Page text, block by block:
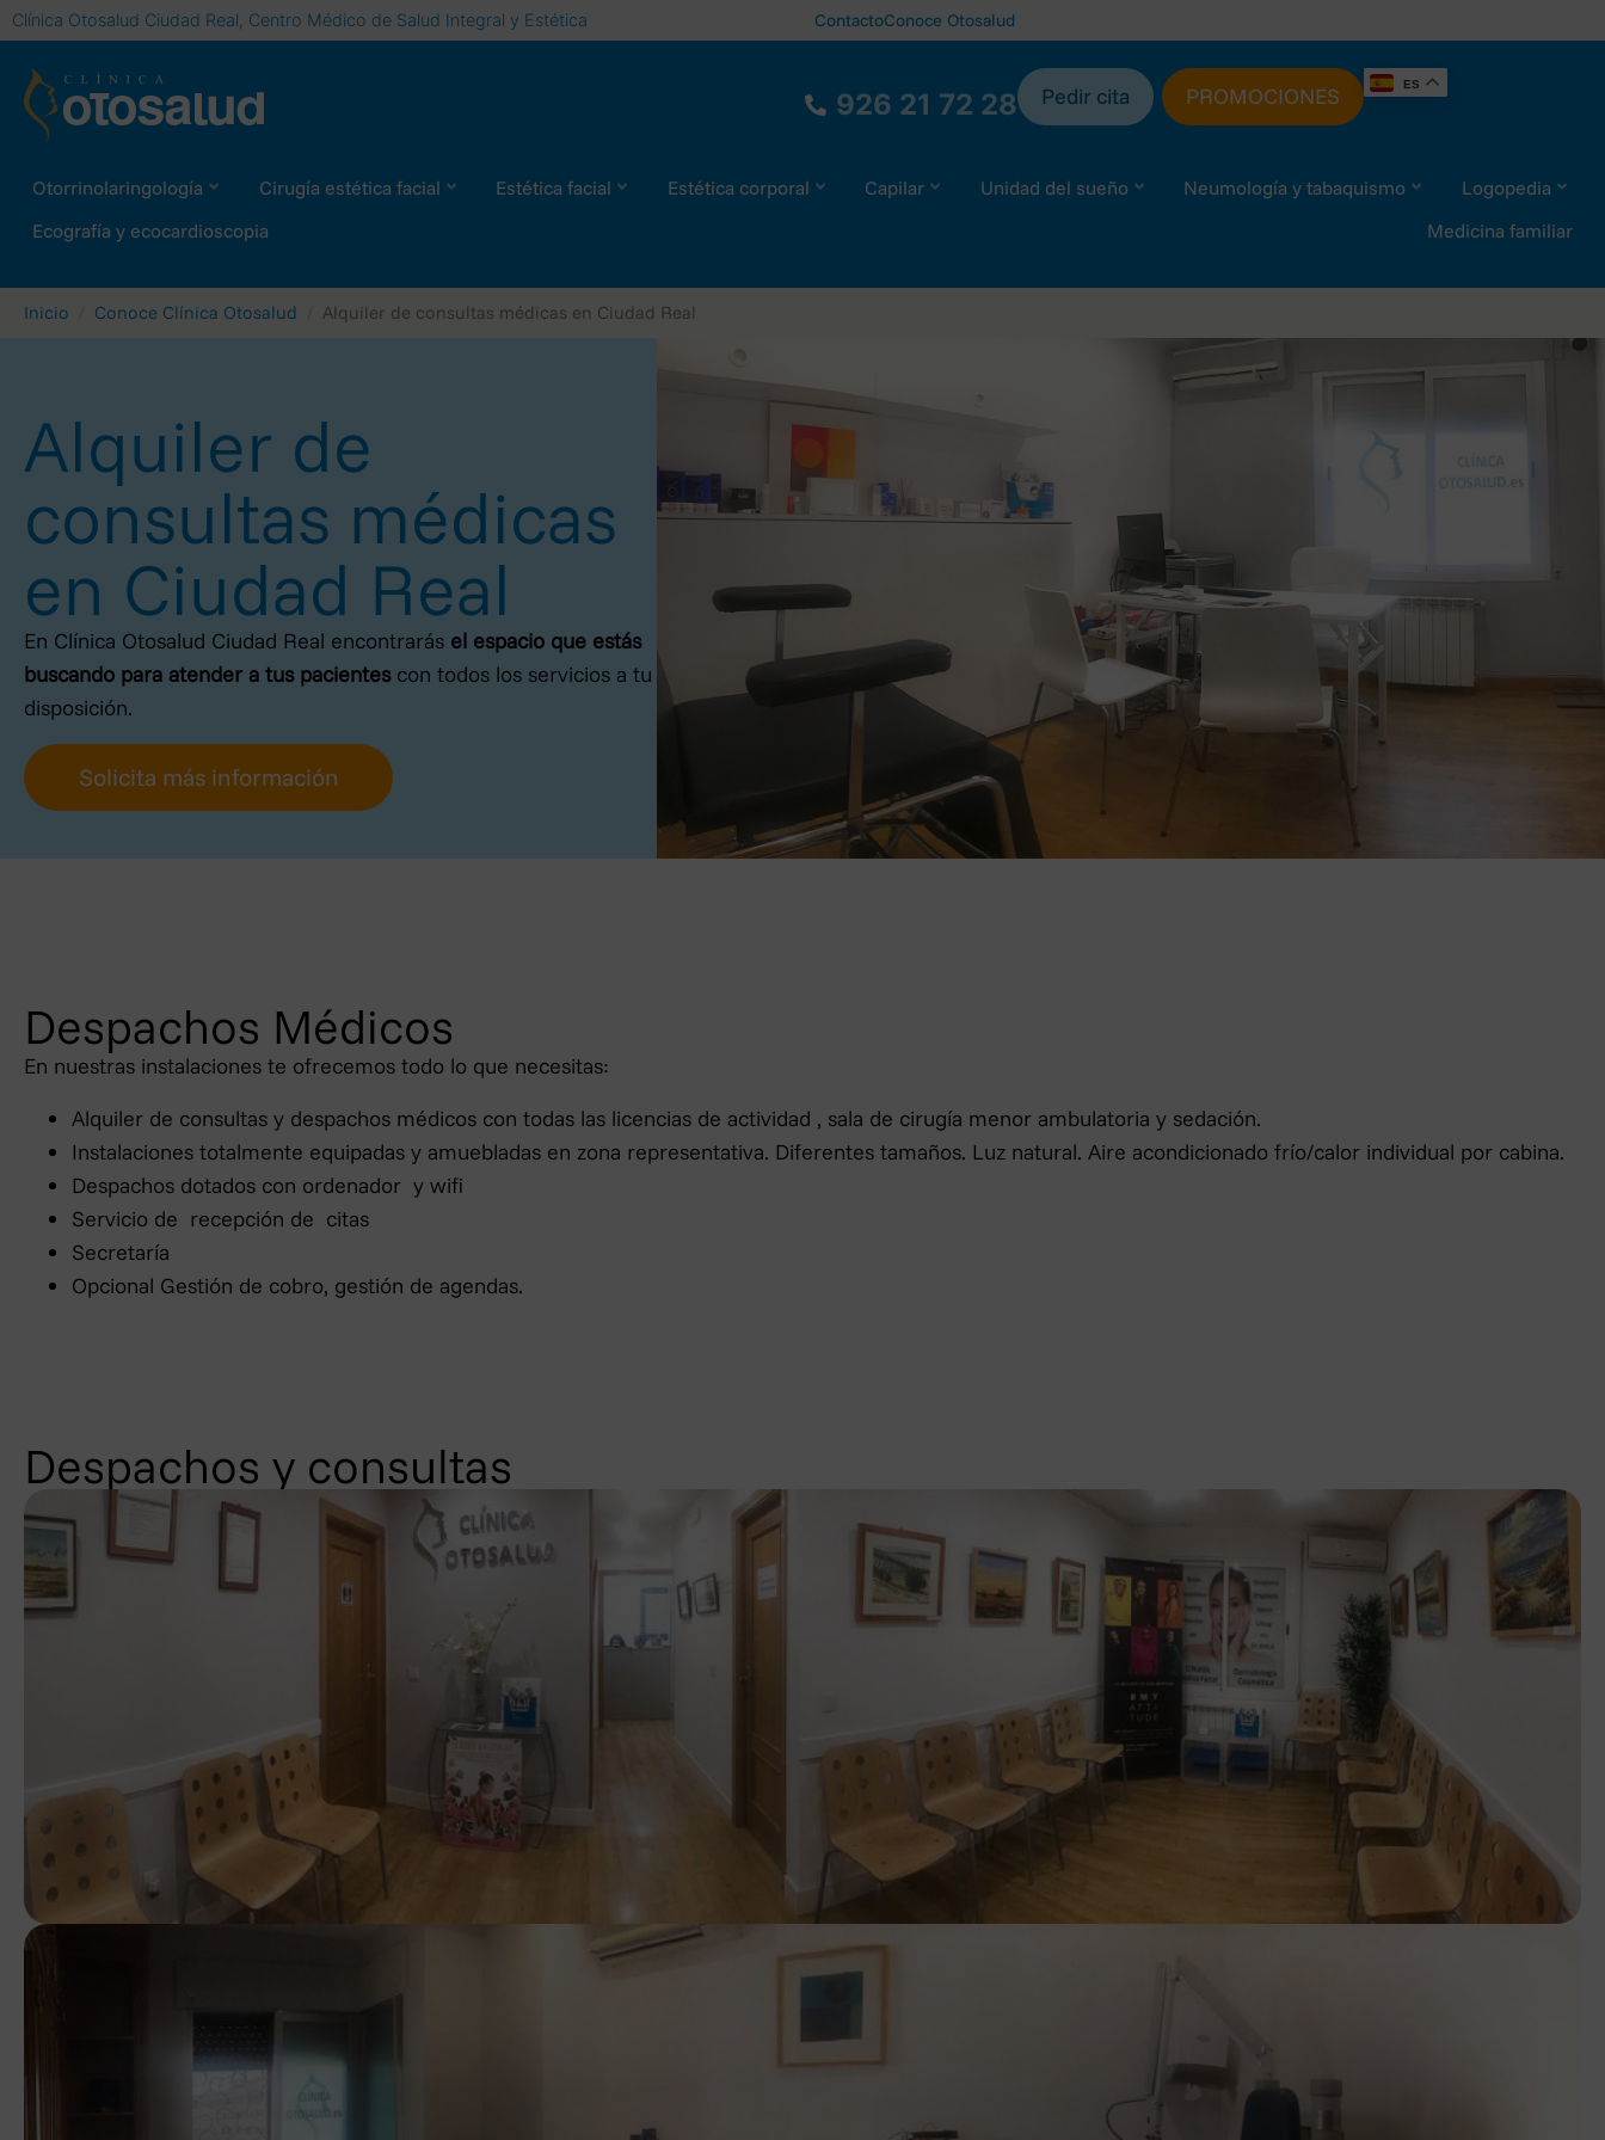
Clínica Otosalud Ciudad Real, Centro Médico de Salud Integral y Estética ContactoConoce Otosalud
926 21 72 28 Pedir cita PROMOCIONES ES
Otorrinolaringología Cirugía estética facial Estética facial Estética corporal Capilar Unidad del sueño Neumología y tabaquismo
Logopedia
Ecografía y ecocardioscopia
Medicina familiar
Inicio Conoce Clínica Otosalud Alquiler de consultas médicas en Ciudad Real
Alquiler de
consultas médicas
en Ciudad Real
En Clínica Otosalud Ciudad Real encontrarás el espacio que estás
buscando para atender a tus pacientescon todos los servicios a tu
disposición.
Solicita más información
Despachos Médicos
En nuestras instalaciones te ofrecemos todo lo que necesitas:
Alquiler de consultas y despachos médicos con todas las licencias de actividad , sala de cirugía menor ambulatoria y sedación.
Instalaciones totalmente equipadas y amuebladas en zona representativa. Diferentes tamaños. Luz natural. Aire acondicionado frío/calor individual por cabina.
Despachos dotados con ordenador y wifi
Servicio de recepción de citas
Secretaría
Opcional Gestión de cobro, gestión de agendas.
Despachos y consultas
×
Política de privacidad
En cumplimiento de la Ley Orgánica 3/2018, de 5 de diciembre, de Protección de Datos Personales y garantía de los derechos
digitales y el Reglamento (UE) 2016/679, se le informa que los datos personales facilitados por usted serán incorporados a la base
de datos titularidad de OTOSALUD S.L., con la finalidad de facilitarle la información solicitada acerca de nuestros productos y
servicios.
El responsable de tratamiento de sus datos es OTOSALUD S.L.
La base jurídica del tratamiento de la información es el consentimiento otorgado por el interesado
Los datos personales que usted aporte cuando nos contacte por medio de los formularios web serán conservados durante el
tiempo necesario para la atención de su solicitud y mientras no se solicite su cancelación.
En ningún caso OTOSALUD S.L. utilizará los datos personales de los interesados para fines distintos de los anteriormente
necesarias para salvaguardar la información conforme a los requerimientos de la normativa vigente en materia de protección de
datos.
Puede ejercer los derechos de acceso, rectificación, cancelación, oposición, portabilidad y limitación de uso mediante escrito,
acompañado de copia de documento oficial que le identifique, dirigido a OTOSALUD S.L. con domicilio social en la dirección AVD